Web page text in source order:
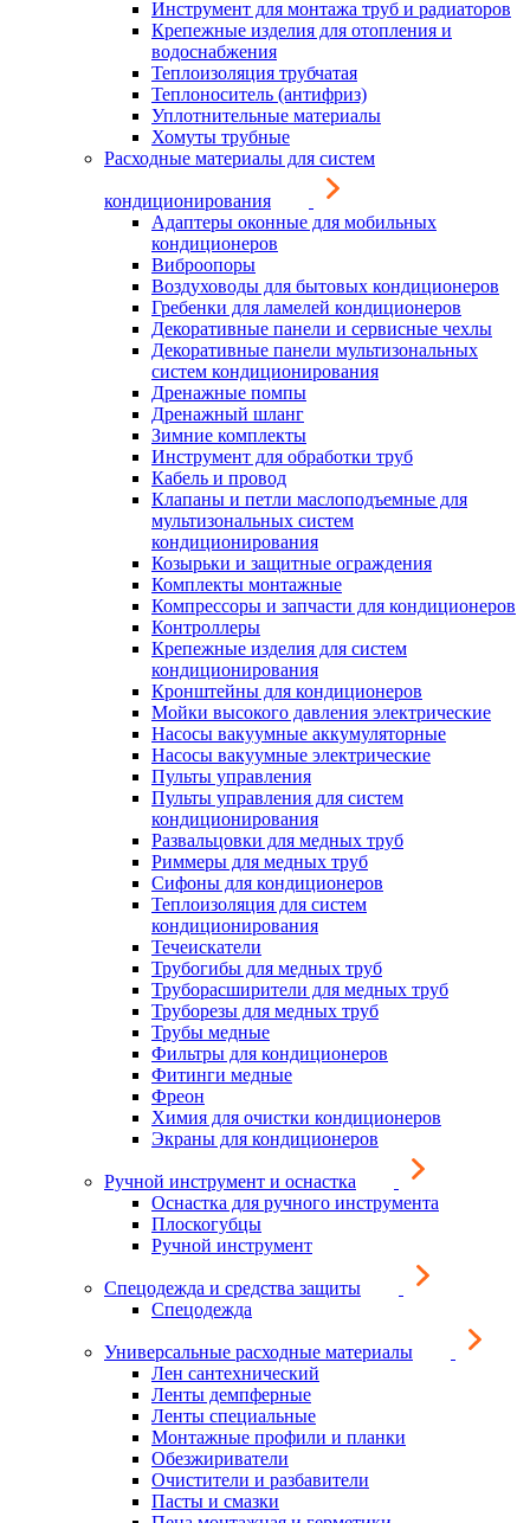
Инструмент для монтажа труб и радиаторов
Крепежные изделия для отопления и
водоснабжения
Теплоизоляция трубчатая
Теплоноситель (антифриз)
Уплотнительные материалы
Хомуты трубные
Расходные материалы для систем
кондиционирования
Адаптеры оконные для мобильных
кондиционеров
Виброопоры
Воздуховоды для бытовых кондиционеров
Гребенки для ламелей кондиционеров
Декоративные панели и сервисные чехлы
Декоративные панели мультизональных
систем кондиционирования
Дренажные помпы
Дренажный шланг
Зимние комплекты
Инструмент для обработки труб
Кабель и провод
Клапаны и петли маслоподъемные для
мультизональных систем
кондиционирования
Козырьки и защитные ограждения
Комплекты монтажные
Компрессоры и запчасти для кондиционеров
Контроллеры
Крепежные изделия для систем
кондиционирования
Кронштейны для кондиционеров
Мойки высокого давления электрические
Насосы вакуумные аккумуляторные
Насосы вакуумные электрические
Пульты управления
Пульты управления для систем
кондиционирования
Развальцовки для медных труб
Риммеры для медных труб
Сифоны для кондиционеров
Теплоизоляция для систем
кондиционирования
Течеискатели
Трубогибы для медных труб
Труборасширители для медных труб
Труборезы для медных труб
Трубы медные
Фильтры для кондиционеров
Фитинги медные
Фреон
Химия для очистки кондиционеров
Экраны для кондиционеров
Ручной инструмент и оснастка
Оснастка для ручного инструмента
Плоскогубцы
Ручной инструмент
Спецодежда и средства защиты
Спецодежда
Универсальные расходные материалы
Лен сантехнический
Ленты демпферные
Ленты специальные
Монтажные профили и планки
Обезжириватели
Очистители и разбавители
Пасты и смазки